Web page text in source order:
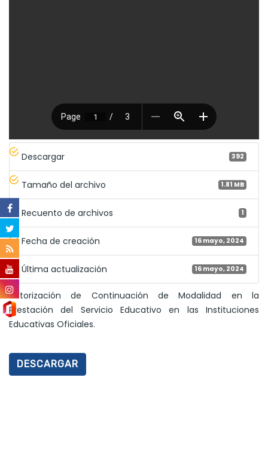
Descargar 392
Tamaño del archivo 1.81 MB
Recuento de archivos 1
Fecha de creación 16 mayo, 2024
Última actualización 16 mayo, 2024
Autorización de Continuación de Modalidad en la
Prestación del Servicio Educativo en las Instituciones
Educativas Oficiales.
DESCARGAR